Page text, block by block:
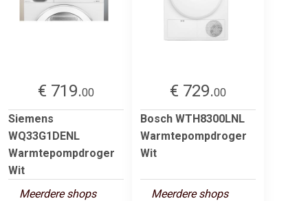
€ 719.00
Siemens
WQ33G1DENL
Warmtepompdroger
Wit
Meerdere shops
€ 729.00
Bosch WTH8300LNL
Warmtepompdroger
Wit
Meerdere shops